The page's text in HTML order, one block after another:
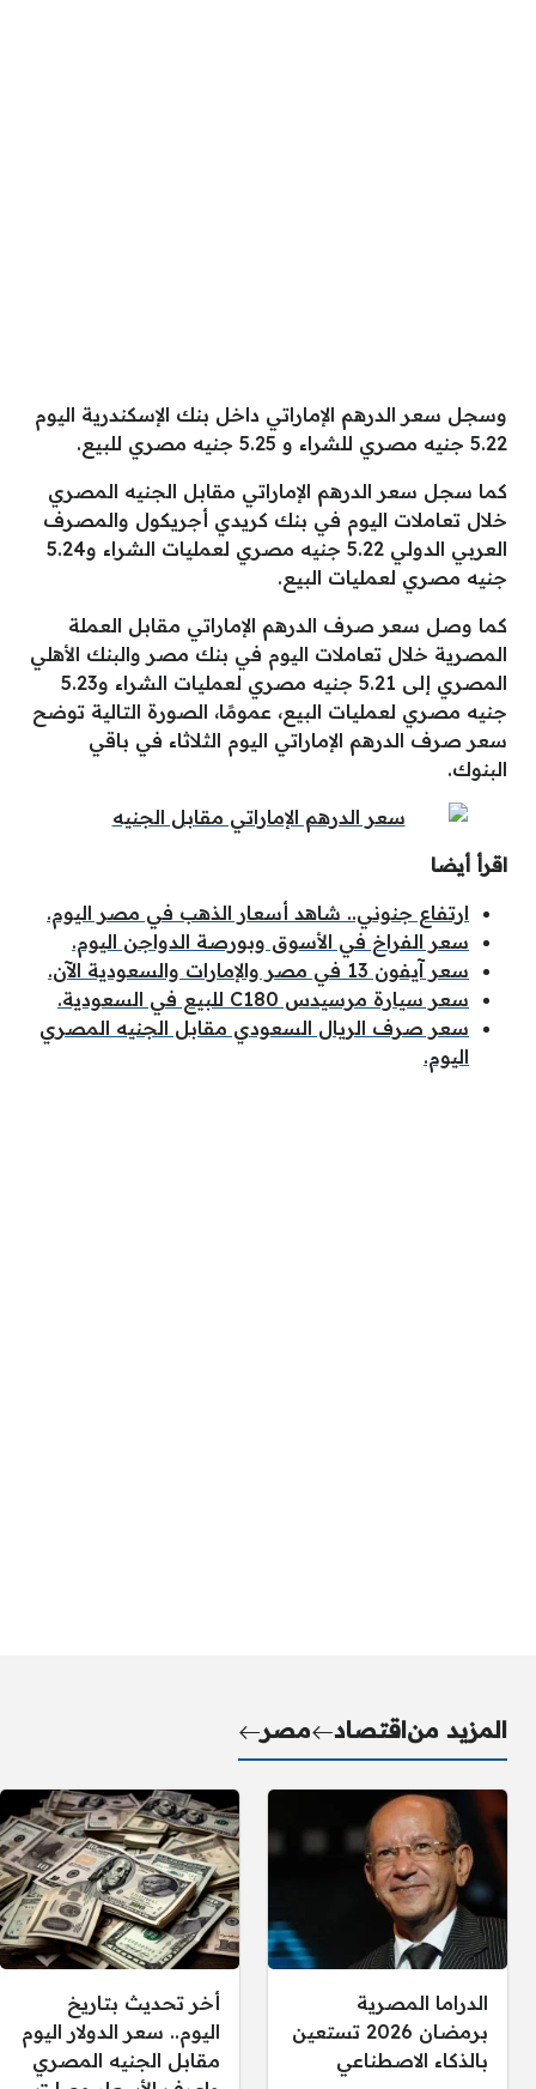
وسجل سعر الدرهم الإماراتي داخل بنك الإسكندرية اليوم
5.22 جنيه مصري للشراء و 5.25 جنيه مصري للبيع.
كما سجل سعر الدرهم الإماراتي مقابل الجنيه المصري
خلال تعاملات اليوم في بنك كريدي أجريكول والمصرف
العربي الدولي 5.22 جنيه مصري لعمليات الشراء و5.24
جنيه مصري لعمليات البيع.
كما وصل سعر صرف الدرهم الإماراتي مقابل العملة
المصرية خلال تعاملات اليوم في بنك مصر والبنك الأهلي
المصري إلى 5.21 جنيه مصري لعمليات الشراء و5.23
جنيه مصري لعمليات البيع، عمومًا، الصورة التالية توضح
سعر صرف الدرهم الإماراتي اليوم الثلاثاء في باقي
البنوك.
اقرأ أيضا
ارتفاع جنوني.. شاهد أسعار الذهب في مصر اليوم.
سعر الفراخ في الأسوق وبورصة الدواجن اليوم.
سعر آيفون 13 في مصر والإمارات والسعودية الآن.
سعر سيارة مرسيدس C180 للبيع في السعودية.
سعر صرف الريال السعودي مقابل الجنيه المصري
اليوم.
المزيد مناقتصاد مصر
الدراما المصرية
برمضان 2026 تستعين
بالذكاء الاصطناعي
أخر تحديث بتاريخ
اليوم.. سعر الدولار اليوم
مقابل الجنيه المصري